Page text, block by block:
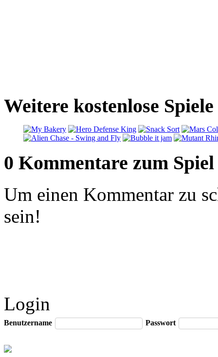
Weitere kostenlose
0 Kommentare zum Spiel
Um einen Kommentar zu
sein!
Login
Benutzername Passwort